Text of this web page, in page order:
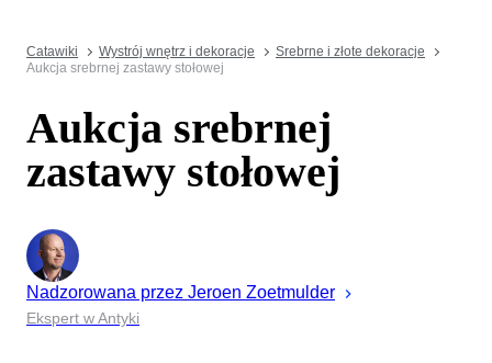
Catawiki Wystrój wnętrz i dekoracje
Srebrne i złote dekoracje
Aukcja srebrnej zastawy stołowej
Aukcja srebrnej
zastawy stołowej
Nadzorowana przez Jeroen Zoetmulder
Ekspert w Antyki